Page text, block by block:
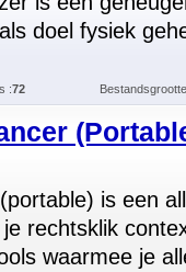
doel fysiek
:72
is een
rechtsklik
waarmee je